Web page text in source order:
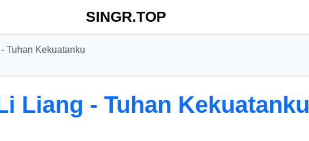
SINGR.TOP
Tuhan Kekuatanku
Liang - Tuhan Kekuatanku